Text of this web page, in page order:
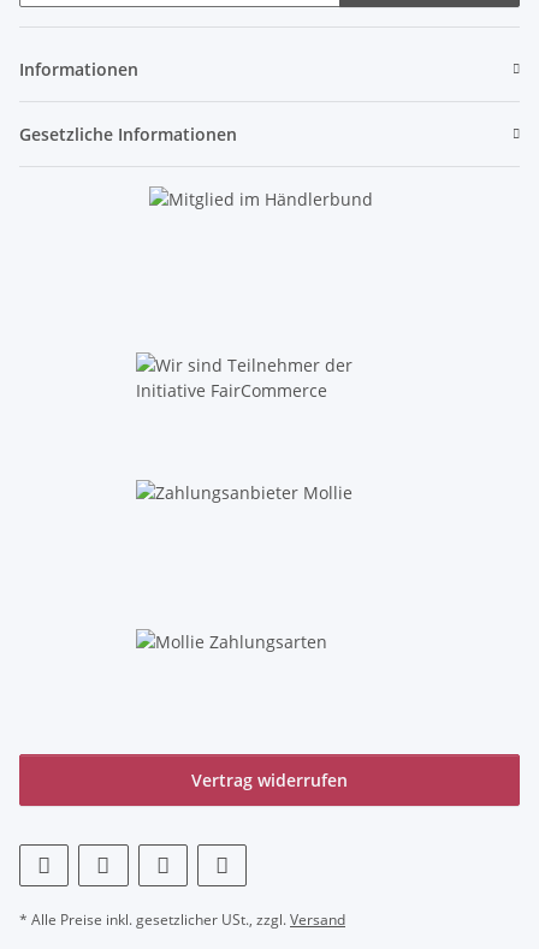
Informationen
Gesetzliche Informationen
Vertrag widerrufen
* Alle Preise inkl. gesetzlicher USt., zzgl.Versand